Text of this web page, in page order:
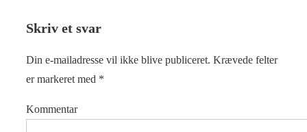
Skriv et svar
Din e-mailadresse vil ikke blive publiceret. Krævede felter
er markeret med *
Kommentar